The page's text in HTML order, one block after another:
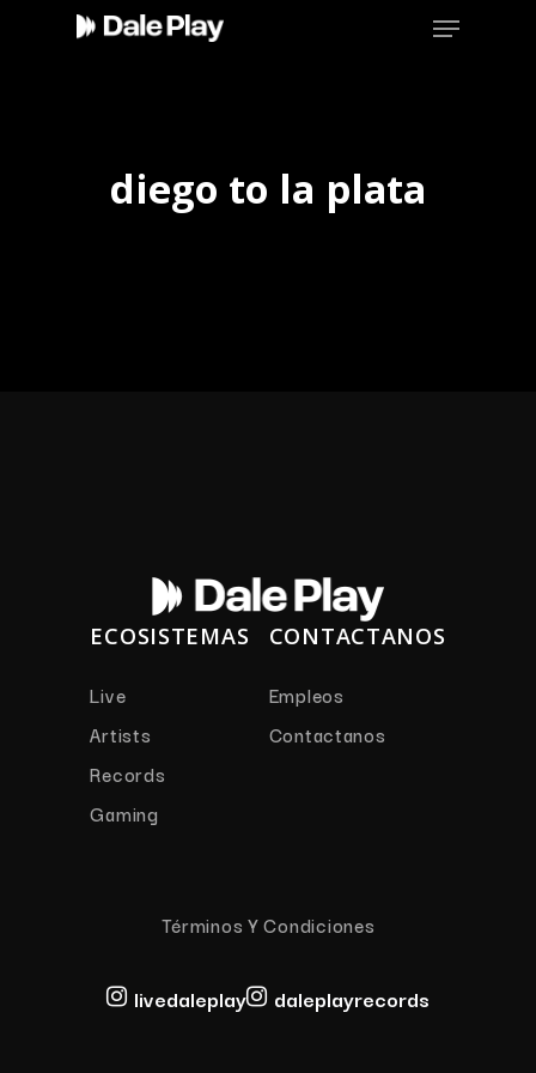
Menu
diego to la plata
ECOSISTEMAS
Live
Artists
Records
Gaming
CONTACTANOS
Empleos
Contactanos
Términos Y Condiciones
livedaleplay daleplayrecords